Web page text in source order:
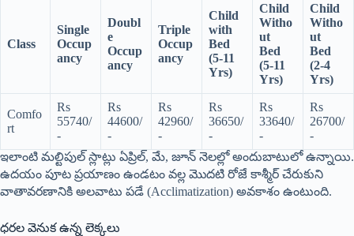
Class
Single
Occup
ancy
Doubl
e
Occup
ancy
Triple
Occup
ancy
Child
with
Bed
(5-11
Yrs)
Child
Witho
ut
Bed
(5-11
Yrs)
Child
Witho
ut
Bed
(2-4
Yrs)
Comfo
rt
Rs
55740/
-
Rs
44600/
-
Rs
42960/
-
Rs
36650/
-
Rs
33640/
-
Rs
26700/
-
ఇలాంటి మల్టిపుల్ స్లాట్లు ఏప్రిల్, మే, జూన్ నెలల్లో అందుబాటులో ఉన్నాయి.
ఉదయం పూట ప్రయాణం ఉండటం వల్ల మొదటి రోజే కాశ్మీర్ చేరుకుని
వాతావరణానికి అలవాటు పడే (Acclimatization) అవకాశం ఉంటుంది.
ధరల వెనుక ఉన్న లెక్కలు